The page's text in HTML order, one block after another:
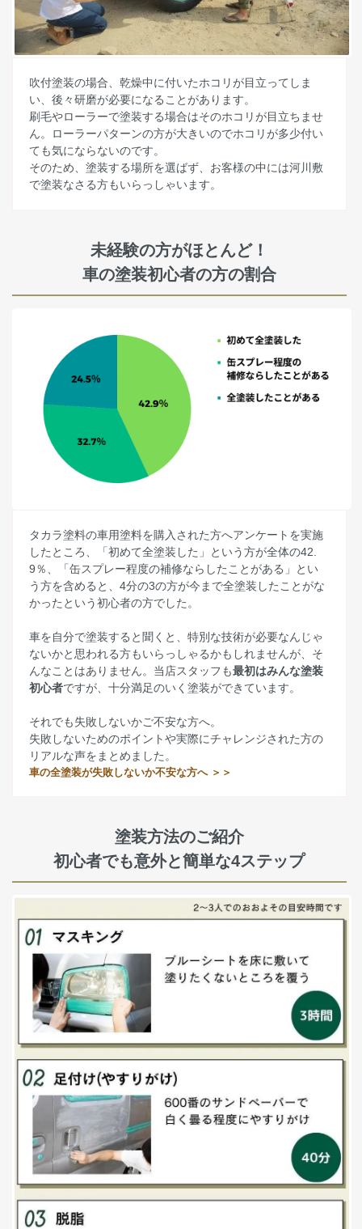
吹付塗装の場合、乾燥中に付いたホコリが目立ってしま
い、後々研磨が必要になることがあります。
刷毛やローラーで塗装する場合はそのホコリが目立ちませ
ん。ローラーパターンの方が大きいのでホコリが多少付い
ても気にならないのです。
そのため、塗装する場所を選ばず、お客様の中には河川敷
で塗装なさる方もいらっしゃいます。
未経験の方がほとんど！
車の塗装初心者の方の割合
タカラ塗料の車用塗料を購入された方へアンケートを実施
したところ、「初めて全塗装した」という方が全体の42.
9％、「缶スプレー程度の補修ならしたことがある」とい
う方を含めると、4分の3の方が今まで全塗装したことがな
かったという初心者の方でした。
車を自分で塗装すると聞くと、特別な技術が必要なんじゃ
ないかと思われる方もいらっしゃるかもしれませんが、そ
んなことはありません。当店スタッフも最初はみんな塗装
初心者ですが、十分満足のいく塗装ができています。
それでも失敗しないかご不安な方へ。
失敗しないためのポイントや実際にチャレンジされた方の
リアルな声をまとめました。
車の全塗装が失敗しないか不安な方へ ＞＞
塗装方法のご紹介
初心者でも意外と簡単な4ステップ